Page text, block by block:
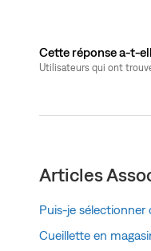
Cette réponse a-t-
Utilisateurs qui ont
Articles
Puis-je sélectionner
Cueillette en